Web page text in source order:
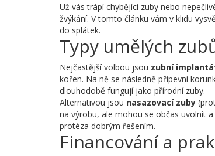
Už vás trápí chybějící zuby nebo
žvýkání. V tomto článku vám v klidu
do splátek.
Typy umělých
Nejčastější volbou jsou zubní
kořen. Na ně se následně připevní
dlouhodobě fungují jako přírodní zuby.
Alternativou jsou nasazovací zuby
na výrobu, ale mohou se občas uvolnit
protéza dobrým řešením.
Financování a